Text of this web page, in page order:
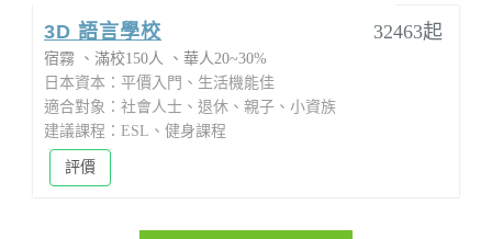
3D 語言學校 32463起
宿霧 滿校150人
華人20~30%
日本資本：平價入門、生活機能佳
適合對象：社會人士、退休、親子、小資族
建議課程：ESL、健身課程
評價